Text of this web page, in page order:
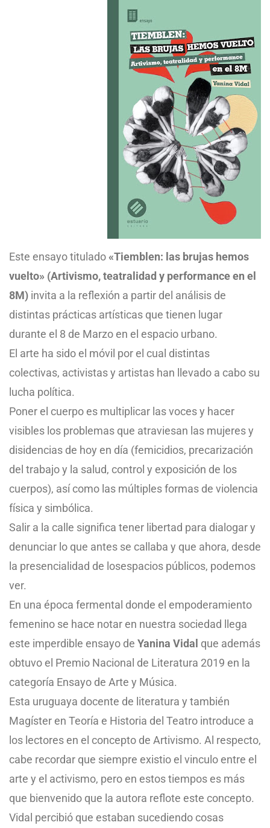
Este ensayo titulado«Tiemblen: las brujas hemos
vuelto» (Artivismo, teatralidad y performance en el
8M) invita a la reflexión a partir del análisis de
distintas prácticas artísticas que tienen lugar
durante el 8 de Marzo en el espacio urbano.
El arte ha sido el móvil por el cual distintas
colectivas, activistas y artistas han llevado a cabo su
lucha política.
Poner el cuerpo es multiplicar las voces y hacer
visibles los problemas que atraviesan las mujeres y
disidencias de hoy en día (femicidios, precarización
del trabajo y la salud, control y exposición de los
cuerpos), así como las múltiples formas de violencia
física y simbólica.
Salir a la calle significa tener libertad para dialogar y
denunciar lo que antes se callaba y que ahora, desde
la presencialidad de losespacios públicos, podemos
ver.
En una época fermental donde el empoderamiento
femenino se hace notar en nuestra sociedad llega
este imperdible ensayo de Yanina Vidal que además
obtuvo el Premio Nacional de Literatura 2019 en la
categoría Ensayo de Arte y Música.
Esta uruguaya docente de literatura y también
Magíster en Teoría e Historia del Teatro introduce a
los lectores en el concepto de Artivismo. Al respecto,
cabe recordar que siempre existio el vinculo entre el
arte y el activismo, pero en estos tiempos es más
que bienvenido que la autora reflote este concepto.
Vidal percibió que estaban sucediendo cosas